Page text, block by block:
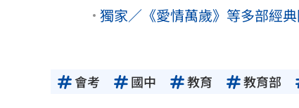
獨家／《愛情萬歲》等多部經
會考 國中 教育 教育部